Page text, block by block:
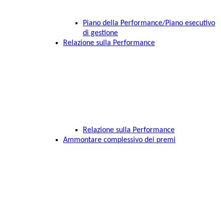
Piano della Performance/Piano esecutivo
di gestione
Relazione sulla Performance
Relazione sulla Performance
Ammontare complessivo dei premi